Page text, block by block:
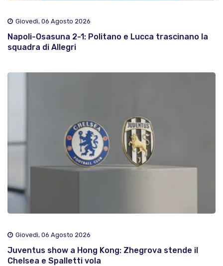
Giovedì, 06 Agosto 2026
Napoli-Osasuna 2-1: Politano e Lucca trascinano la
squadra di Allegri
Giovedì, 06 Agosto 2026
Juventus show a Hong Kong: Zhegrova stende il
Chelsea e Spalletti vola